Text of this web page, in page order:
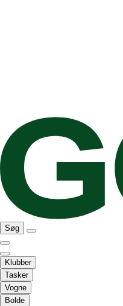
Søg
Klubber
Tasker
Vogne
Bolde